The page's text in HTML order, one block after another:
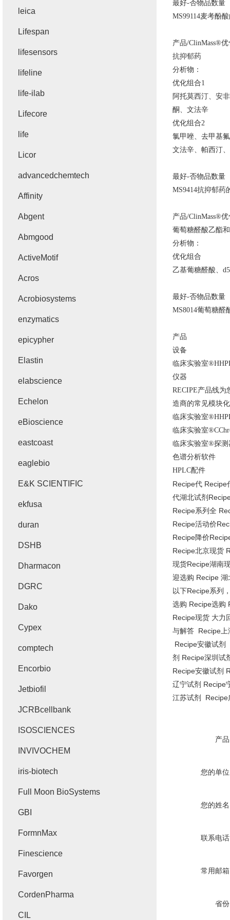
最好-否物品数量
MS99114麦考酚
产品/ClinMass®优
抗抑郁药
分析物：
优化组合1
阿托莫西汀、安
酮、文法辛
优化组合2
氯甲唑、去甲基
文法辛、帕西汀、
最好-否物品数量
MS9414抗抑郁药
产品/ClinMass®优
葡萄糖醛酸乙酯
分析物：
优化组合
乙基葡糖醛酸、 d5
最好-否物品数量
MS8014葡萄糖醛
产品
设备
临床实验室
仪器
RECIPE产品线为
造商的常见模块
临床实验室
临床实验室
临床实验室®探测
色谱分析软件
HPLC配件
Recipe代 Recipe
代湖北试剂
Recipe系列全
Recipe活动价
Recipe降价
Recipe北京现货
现货Recipe湖南
迎选购 Recipe 湖
以下Recipe系列
选购 Recipe选购
Recipe现货 大力
与解答 Recipe
Recipe安徽试剂
剂 Recipe深圳试
Recipe安徽试剂
辽宁试剂 Recipe
江苏试剂
Recipe
产
您的单
您的姓
联系电
常用邮
省
leica
Lifespan
lifesensors
lifeline
life-ilab
Lifecore
life
Licor
advancedchemtech
Affinity
Abgent
Abmgood
ActiveMotif
Acros
Acrobiosystems
enzymatics
epicypher
Elastin
elabscience
Echelon
eBioscience
eastcoast
eaglebio
E&K SCIENTIFIC
ekfusa
duran
DSHB
Dharmacon
DGRC
Dako
Cypex
comptech
Encorbio
Jetbiofil
JCRBcellbank
ISOSCIENCES
INVIVOCHEM
iris-biotech
Full Moon BioSystems
GBI
FormnMax
Finescience
Favorgen
CordenPharma
CIL